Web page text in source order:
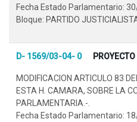
Fecha Estado Parlamentario:
Bloque: PARTIDO
D- 1569/03-04- 0
MODIFICACION ARTICULO 83
ESTA H. CAMARA, SOBRE LA
PARLAMENTARIA.-.
Fecha Estado Parlamentario: